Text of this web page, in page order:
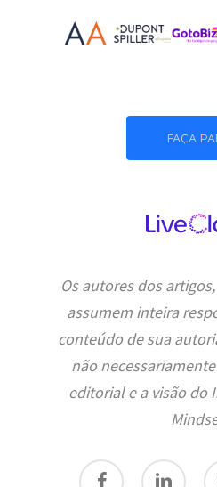
FAÇA
Os autores dos
assumem inteira
conteúdo de sua
não
editorial e a visão do
facebook linkedin